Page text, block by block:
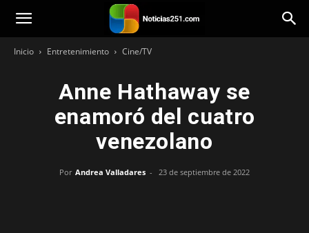
Noticias251
Inicio Entretenimiento Cine/TV
Anne Hathaway se
enamoró del cuatro
venezolano
Por Andrea Valladares - 23 de septiembre de 2022